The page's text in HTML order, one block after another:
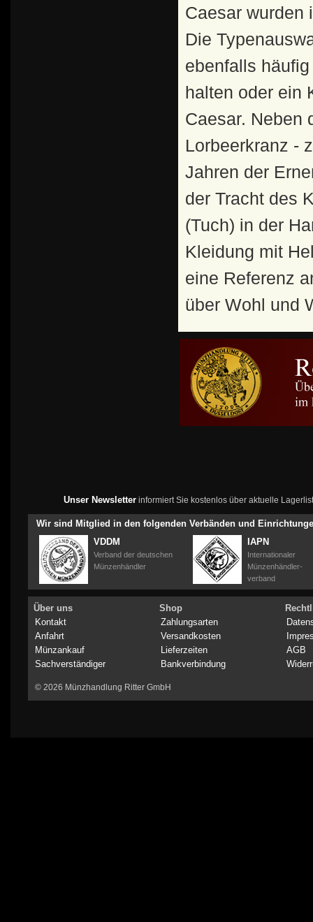
Caesar wurden
Die
ebenfalls
halten oder ein
Caesar. Neben
Lorbeerkranz -
Jahren der
der Tracht des
(Tuch) in der
Kleidung mit
eine Referenz
über Wohl und
Unser Newsletterinformiert Sie kostenlos über aktuelle
Wir sind Mitglied in den folgenden Verbänden und
VDDM
Verband der deutschen
Münzenhändler
IAPN
Internationaler
Münzenhändler-
verband
Über uns
Kontakt
Anfahrt
Münzankauf
Sachverständiger
Shop
Zahlungsarten
Versandkosten
Lieferzeiten
Bankverbindung
AGB
© 2026 Münzhandlung Ritter GmbH